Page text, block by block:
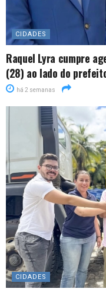
CIDADES
Raquel Lyra cumpre
(28) ao lado do
há 2 semanas
CIDADES